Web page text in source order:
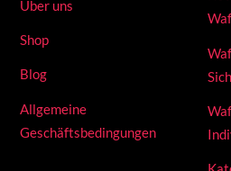
Über uns
Shop
Blog
Allgemeine
Geschäftsbedingungen